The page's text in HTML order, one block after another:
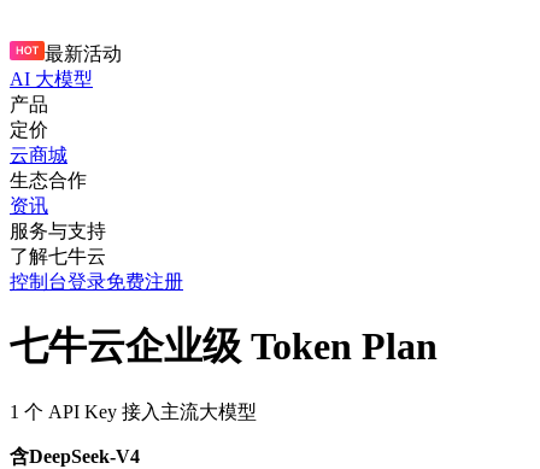
最新活动
AI 大模型
产品
定价
云商城
生态合作
资讯
服务与支持
了解七牛云
控制台登录免费注册
七牛云企业级 Token Plan
1 个 API Key 接入主流大模型
含DeepSeek-V4